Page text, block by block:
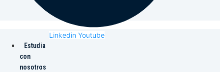
Linkedin Youtube
Estudia
con
nosotros